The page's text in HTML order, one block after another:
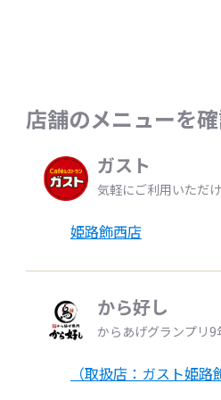
店舗のメニューを
ガスト
気軽にご利用いただ
姫路飾西店
から好し
からあげグランプリ9
（取扱店：ガスト姫路